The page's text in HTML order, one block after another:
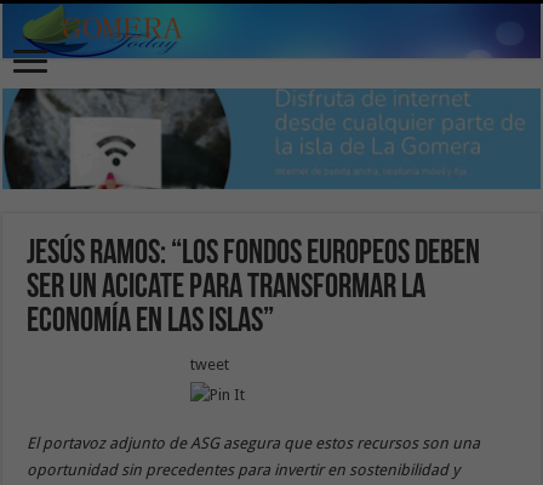
Jesús Ramos: “Los fondos europeos deben
ser un acicate para transformar la
economía en las Islas”
tweet
El portavoz adjunto de ASG asegura que estos recursos son una
oportunidad sin precedentes para invertir en sostenibilidad y